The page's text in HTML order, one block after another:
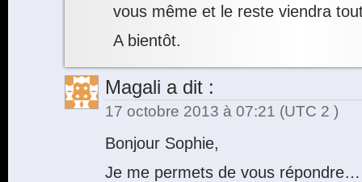
vous même et le reste viendra
A bientôt.
Magali a dit :
17 octobre 2013 à 07:21 (UTC 2 )
Bonjour Sophie,
Je me permets de vous répondre…